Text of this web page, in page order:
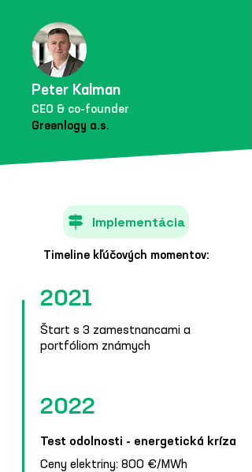
Peter Kalman
CEO & co-founder
Greenlogy a.s.
Implementácia
Timeline kľúčových momentov:
2021
Štart s 3 zamestnancami a
portfóliom známych
2022
Test odolnosti - energetická kríza
Ceny elektriny: 800 €/MWh